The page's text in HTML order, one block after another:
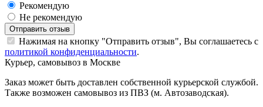
Рекомендую
Не рекомендую
Отправить отзыв
Нажимая на кнопку "Отправить отзыв", Вы соглашаетесь с
политикой конфиденциальности.
Курьер, самовывоз в Москве
Заказ может быть доставлен собственной курьерской службой.
Также возможен самовывоз из ПВЗ (м. Автозаводская).